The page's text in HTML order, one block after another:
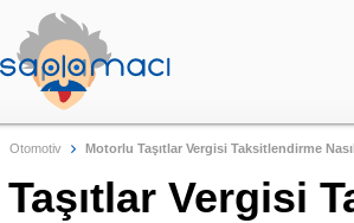
Otomotiv Motorlu Taşıtlar Vergisi Taksitlendirme Nasıl
Vergisi